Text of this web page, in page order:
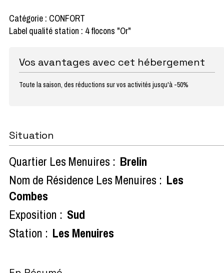
Catégorie : CONFORT
Label qualité station : 4 flocons "Or"
Vos avantages avec cet hébergement
Toute la saison, des réductions sur vos activités jusqu'à -50%
Situation
Quartier Les Menuires : Brelin
Nom de Résidence Les Menuires : Les
Combes
Exposition : Sud
Station : Les Menuires